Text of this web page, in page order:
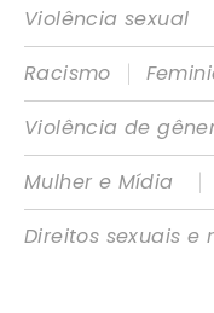
Violência sexual
Racismo
|
Violência de
Mulher e Mídia
|
Direitos sexuais e